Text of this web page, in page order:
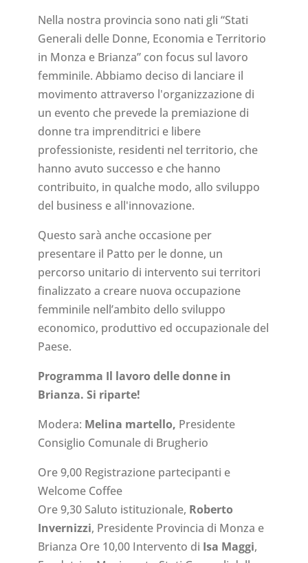
Nella nostra provincia sono nati gli “Stati
Generali delle Donne, Economia e Territorio
in Monza e Brianza” con focus sul lavoro
femminile. Abbiamo deciso di lanciare il
movimento attraverso l'organizzazione di
un evento che prevede la premiazione di
donne tra imprenditrici e libere
professioniste, residenti nel territorio, che
hanno avuto successo e che hanno
contribuito, in qualche modo, allo sviluppo
del business e all'innovazione.
Questo sarà anche occasione per
presentare il Patto per le donne, un
percorso unitario di intervento sui territori
finalizzato a creare nuova occupazione
femminile nell’ambito dello sviluppo
economico, produttivo ed occupazionale del
Paese.
Programma Il lavoro delle donne in
Brianza. Si riparte!
Modera: Melina martello, Presidente
Consiglio Comunale di Brugherio
Ore 9,00 Registrazione partecipanti e
Welcome Coffee
Ore 9,30 Saluto istituzionale, Roberto
Invernizzi, Presidente Provincia di Monza e
Brianza Ore 10,00 Intervento di Isa Maggi,